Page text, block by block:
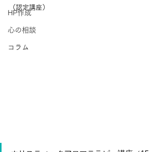
HP作成
心の相談
コラム
（認定講座）